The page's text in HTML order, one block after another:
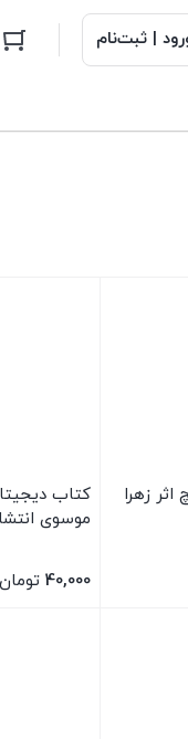
| ثبت‌نام
زهرا
کتاب
موسوی
40,000 تومان